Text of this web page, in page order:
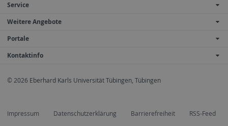
Service
Weitere Angebote
Portale
Kontaktinfo
© 2026 Eberhard Karls Universität Tübingen, Tübingen
Impressum Datenschutzerklärung Barrierefreiheit RSS-Feed